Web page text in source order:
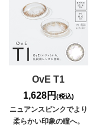
OvE T1
1,628円 (税込)
ニュアンスピンクでより
柔らかい印象の瞳へ。